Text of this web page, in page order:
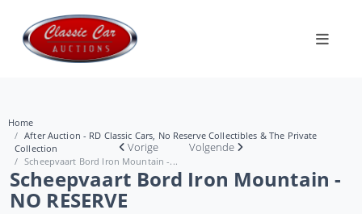
Home
After Auction - RD Classic Cars, No Reserve Collectibles & The Private
Collection
Scheepvaart Bord Iron Mountain -...
Vorige Volgende
Scheepvaart Bord Iron Mountain -
NO RESERVE